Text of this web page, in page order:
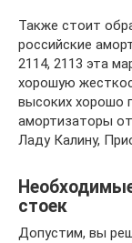
Также стоит
российские
2114, 2113 эта
хорошую
высоких хорошо
амортизаторы
Ладу Калину,
стоек
Допустим, вы